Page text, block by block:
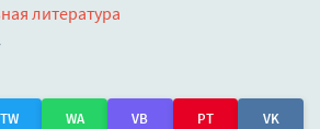
литература
TW WA VB PT VK